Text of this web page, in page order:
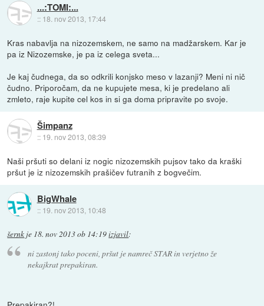
...:TOMI:...
:: 18. nov 2013, 17:44
Kras nabavlja na nizozemskem, ne samo na madžarskem. Kar je
pa iz Nizozemske, je pa iz celega sveta...
Je kaj čudnega, da so odkrili konjsko meso v lazanji? Meni ni nič
čudno. Priporočam, da ne kupujete mesa, ki je predelano ali
zmleto, raje kupite cel kos in si ga doma pripravite po svoje.
Šimpanz
:: 19. nov 2013, 08:39
Naši pršuti so delani iz nogic nizozemskih pujsov tako da kraški
pršut je iz nizozemskih prašičev futranih z bogvečim.
BigWhale
:: 19. nov 2013, 10:48
šernk je 18. nov 2013 ob 14:19izjavil:
ni zastonj tako poceni, pršut je namreč STAR in verjetno že
nekajkrat prepakiran.